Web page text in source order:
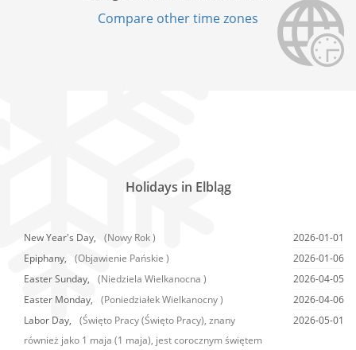
Compare other time zones
Holidays in Elbląg
New Year's Day, (Nowy Rok )
2026-01-01
Epiphany,
(Objawienie Pańskie )
2026-01-06
Easter Sunday,
(Niedziela Wielkanocna )
2026-04-05
Easter Monday,
(Poniedziałek Wielkanocny )
2026-04-06
Labor Day,
(Święto Pracy (Święto Pracy), znany
również jako 1 maja (1 maja), jest corocznym świętem
2026-05-01